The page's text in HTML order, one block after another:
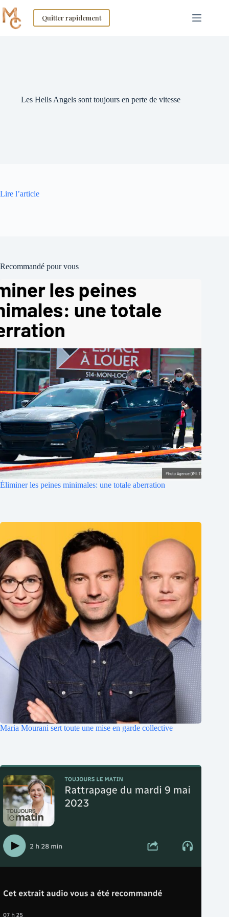
to
content
Quitter rapidement
Les Hells Angels sont toujours en perte de vitesse
Lire l’article
Recommandé pour vous
Éliminer les peines minimales: une totale aberration
Maria Mourani sert toute une mise en garde collective